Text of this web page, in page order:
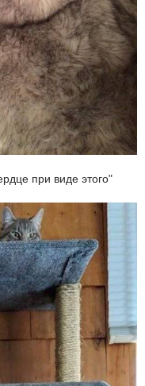
при виде этого"